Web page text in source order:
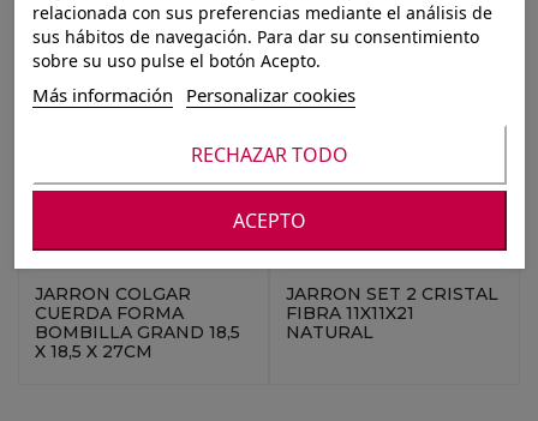
JARRON COLGAR
CUERDA FORMA
BOMBILLA GRAND 18,5
X 18,5 X 27CM
JARRON SET 2 CRISTAL
FIBRA 11X11X21
NATURAL
relacionada con sus preferencias mediante el análisis de
sus hábitos de navegación. Para dar su consentimiento
sobre su uso pulse el botón Acepto.
Más información Personalizar cookies
RECHAZAR TODO
ACEPTO